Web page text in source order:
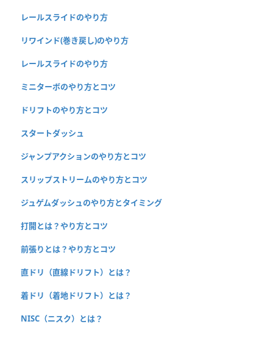
レールスライドのやり方
リワインド(巻き戻し)のやり方
レールスライドのやり方
ミニターボのやり方とコツ
ドリフトのやり方とコツ
スタートダッシュ
ジャンプアクションのやり方とコツ
スリップストリームのやり方とコツ
ジュゲムダッシュのやり方とタイミング
打開とは？やり方とコツ
前張りとは？やり方とコツ
直ドリ（直線ドリフト）とは？
着ドリ（着地ドリフト）とは？
NISC（ニスク）とは？